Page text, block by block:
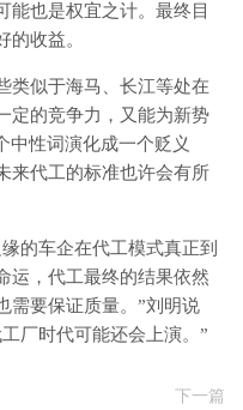
能也是权宜之计。最终目
的收益。
类似于海马、长江等处在
定的竞争力，又能为新势
中性词演化成一个贬义
来代工的标准也许会有所
的车企在代工模式真正到
运，代工最终的结果依然
需要保证质量。”刘明说
厂时代可能还会上演。”
下一篇